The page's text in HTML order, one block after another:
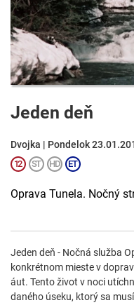
Jeden deň
Dvojka | Pondelok
Oprava Tunela. Nočný
Jeden deň - Nočná služba
konkrétnom mieste v
áut. Tento život v noci
daného úseku, ktorý sa